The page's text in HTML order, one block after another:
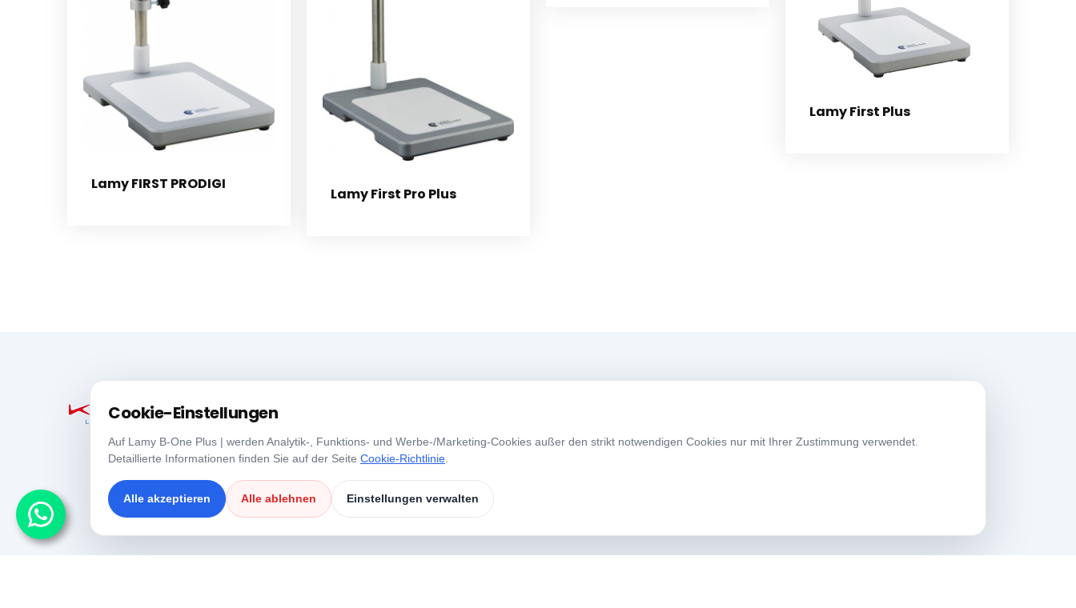
Lamy FIRST PRODIGI
Lamy First Pro Plus
Lamy First Plus
Unsere Produkte
Cookie-Einstellungen
Auf Lamy B-One Plus | werden Analytik-, Funktions- und Werbe-/Marketing-Cookies außer den strikt notwendigen Cookies nur mit Ihrer Zustimmung verwendet.
Detaillierte Informationen finden Sie auf der Seite Cookie-Richtlinie
Alle akzeptieren Alle ablehnen Einstellungen verwalten